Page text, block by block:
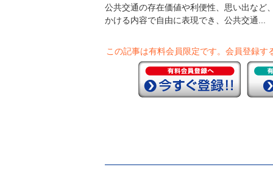
公共交通の存在価値や利便性、思い出など
かける内容で自由に表現でき、公共交通...
この記事は有料会員限定です。 会員登録す